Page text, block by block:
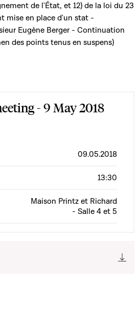
de l'État, et 12) de la loi du 23
mise en place d'un stat -
Eugène Berger - Continuation
des points tenus en suspens)
- 9 May 2018
09.05.2018
13:30
Maison Printz et Richard
- Salle 4 et 5